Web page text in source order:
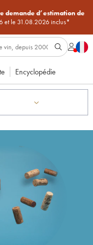
demande d’estimation de
et le 31.08.2026 inclus*
Encyclopédie